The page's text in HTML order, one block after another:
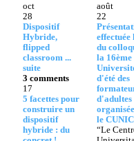
oct
28
Dispositif
Hybride,
flipped
classroom ...
suite
3 comments
17
5 facettes pour
construire un
dispositif
hybride : du
août
22
effectuée
du
la 16ème
d'été des
d'adultes
le CUNIC
“Le